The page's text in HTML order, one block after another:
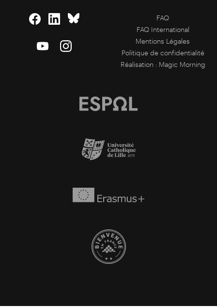
FAQ
FAQ International
Mentions Légales
Politique de confidentialité
Réalisation : Magic Morning